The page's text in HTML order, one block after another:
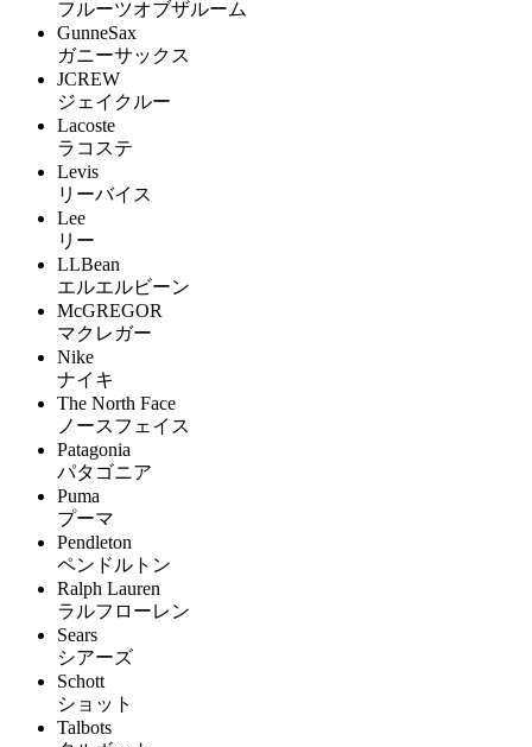
フルーツオブザルーム
GunneSax
ガニーサックス
JCREW
ジェイクルー
Lacoste
ラコステ
Levis
リーバイス
Lee
リー
LLBean
エルエルビーン
McGREGOR
マクレガー
Nike
ナイキ
The North Face
ノースフェイス
Patagonia
パタゴニア
Puma
プーマ
Pendleton
ペンドルトン
Ralph Lauren
ラルフローレン
Sears
シアーズ
Schott
ショット
Talbots